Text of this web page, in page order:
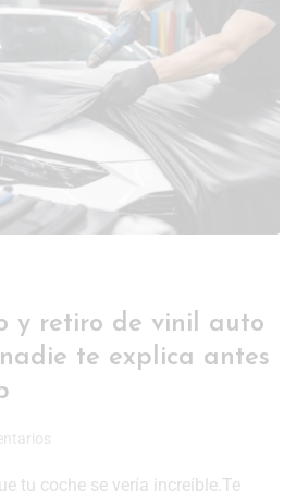
y retiro de vinil auto
te explica antes
tu coche se vería increíble.Te